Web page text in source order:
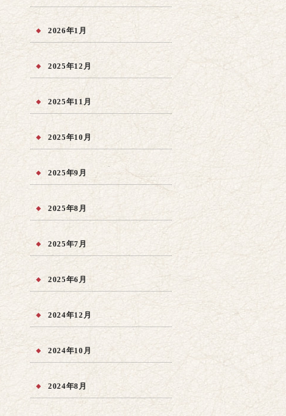
2026年1月
2025年12月
2025年11月
2025年10月
2025年9月
2025年8月
2025年7月
2025年6月
2024年12月
2024年10月
2024年8月